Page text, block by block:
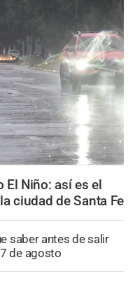
El Niño: así es el
ciudad de Santa Fe
saber antes de salir
de agosto